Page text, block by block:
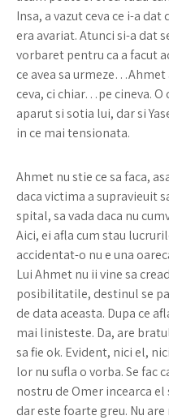
Insa, a vazut ceva ce i-a
era avariat. Atunci si-a dat
vorbaret pentru ca a facut
ce avea sa
ceva, ci chiar…pe cineva.
aparut si sotia lui, dar si
in ce mai tensionata.
Ahmet nu stie ce sa faca,
daca victima a supravieuit
spital, sa vada daca nu
Aici, ei afla cum stau
accidentat-o nu e una
Lui Ahmet nu ii vine sa
posibilitatile, destinul se
de data aceasta. Dupa ce
mai linisteste. Da, are
sa fie ok. Evident, nici el,
lor nu sufla o vorba. Se fac
nostru de Omer incearca el
dar este foarte greu. Nu